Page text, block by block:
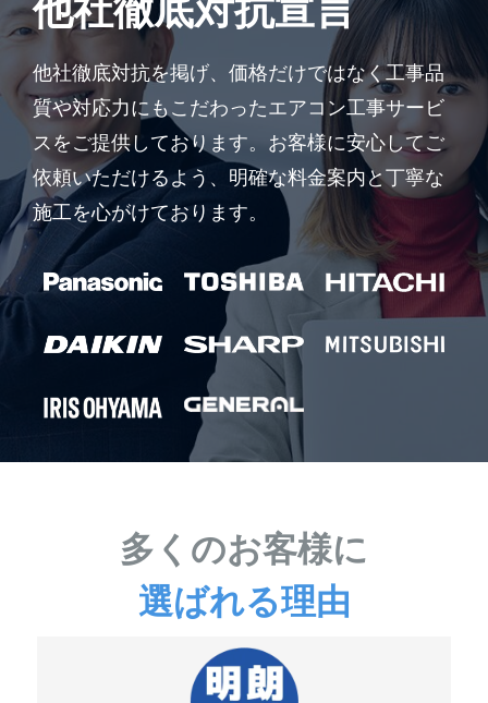
他社徹底対抗を掲げ、価格だけではなく工事品
質や対応力にもこだわったエアコン工事サービ
スをご提供しております。お客様に安心してご
依頼いただけるよう、明確な料金案内と丁寧な
施工を心がけております。
多くのお客様に
選ばれる理由